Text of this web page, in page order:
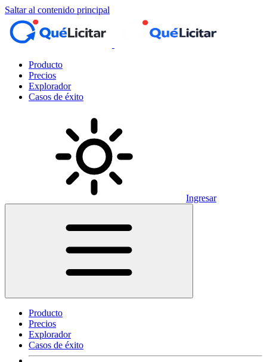
Saltar al contenido principal
Producto
Precios
Explorador
Casos de éxito
Ingresar
Producto
Precios
Explorador
Casos de éxito